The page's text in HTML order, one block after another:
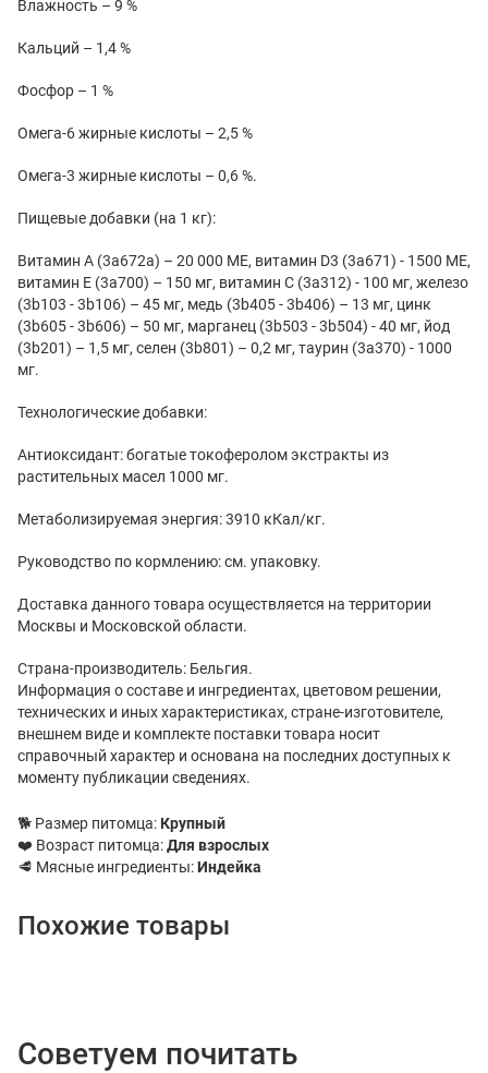
Влажность – 9 %
Кальций – 1,4 %
Фосфор – 1 %
Омега-6 жирные кислоты – 2,5 %
Омега-3 жирные кислоты – 0,6 %.
Пищевые добавки (на 1 кг):
Витамин А (3а672а) – 20 000 МЕ, витамин D3 (3а671) - 1500 МЕ,
витамин Е (3а700) – 150 мг, витамин С (3а312) - 100 мг, железо
(3b103 - 3b106) – 45 мг, медь (3b405 - 3b406) – 13 мг, цинк
(3b605 - 3b606) – 50 мг, марганец (3b503 - 3b504) - 40 мг, йод
(3b201) – 1,5 мг, селен (3b801) – 0,2 мг, таурин (3a370) - 1000
мг.
Технологические добавки:
Антиоксидант: богатые токоферолом экстракты из
растительных масел 1000 мг.
Метаболизируемая энергия: 3910 кКал/кг.
Руководство по кормлению: см. упаковку.
Доставка данного товара осуществляется на территории
Москвы и Московской области.
Страна-производитель: Бельгия.
Информация о составе и ингредиентах, цветовом решении,
технических и иных характеристиках, стране-изготовителе,
внешнем виде и комплекте поставки товара носит
справочный характер и основана на последних доступных к
моменту публикации сведениях.
🐕 Размер питомца: Крупный
❤️ Возраст питомца:Для взрослых
🥩 Мясные ингредиенты:Индейка
Похожие товары
Советуем почитать